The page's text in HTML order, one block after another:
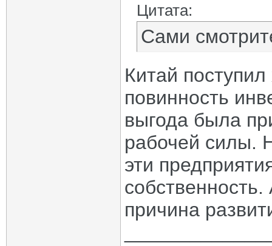
Цитата:
Сами
Китай
повинность
выгода была
рабочей силы.
эти
причина